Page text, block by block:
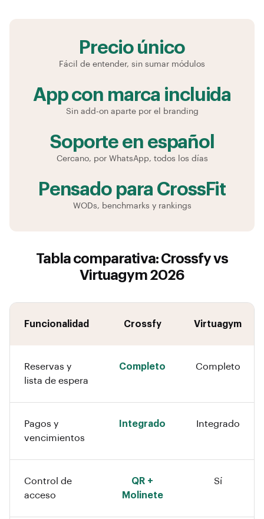
Precio único
Fácil de entender, sin sumar módulos
App con marca incluida
Sin add-on aparte por el branding
Soporte en español
Cercano, por WhatsApp, todos los días
Pensado para CrossFit
WODs, benchmarks y rankings
Tabla comparativa: Crossfy vs
Virtuagym 2026
Funcionalidad Crossfy Virtuagym
Reservas y
lista de espera
Completo Completo
Pagos y
vencimientos
Integrado Integrado
Control de
acceso
QR +
Molinete
Sí